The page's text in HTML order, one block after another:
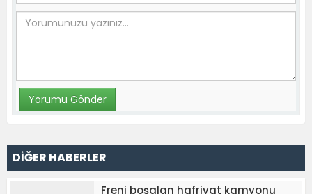
DİĞER HABERLER
Freni boşalan hafriyat kamyonu